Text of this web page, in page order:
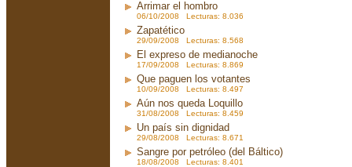
Arrimar el hombro
06/10/2008 Lecturas: 8.036
Zapatético
29/09/2008 Lecturas: 8.568
El expreso de medianoche
17/09/2008 Lecturas: 8.869
Que paguen los votantes
10/09/2008 Lecturas: 8.497
Aún nos queda Loquillo
31/08/2008 Lecturas: 8.459
Un país sin dignidad
29/08/2008 Lecturas: 8.671
Sangre por petróleo (del Báltico)
18/08/2008 Lecturas: 8.401